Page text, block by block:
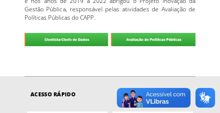
Gestão Pública, responsável pelas atividades de Avaliação de
Políticas Públicas do CAPP.
ACESSO RÁPIDO